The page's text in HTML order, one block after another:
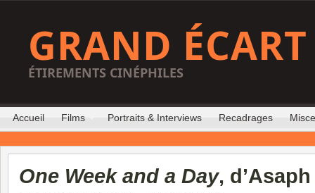
GRAND ÉCART
ÉTIREMENTS CINÉPHILES
Accueil Films Portraits & Interviews Recadrages
One Week and a Day,